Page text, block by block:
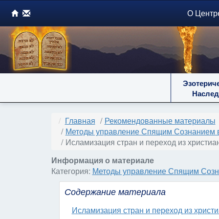
О
Главная
Рекомендованные материалы
Методы управление Спящим Сознанием
Исламизация стран и переход из
Информация о материале
Категория: Методы управление Спящим
Содержание материала
Исламизация стран и переход из